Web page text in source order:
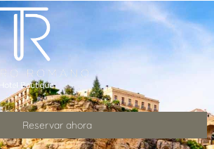
Reservar ahora